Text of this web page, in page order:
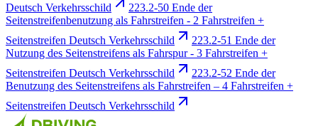
Deutsch Verkehrsschild
223.2-50 Ende der
Seitenstreifenbenutzung als Fahrstreifen - 2 Fahrstreifen +
Seitenstreifen Deutsch Verkehrsschild
223.2-51 Ende der
Nutzung des Seitenstreifens als Fahrspur - 3 Fahrstreifen +
Seitenstreifen Deutsch Verkehrsschild
223.2-52 Ende der
Benutzung des Seitenstreifens als Fahrstreifen – 4 Fahrstreifen +
Seitenstreifen Deutsch Verkehrsschild